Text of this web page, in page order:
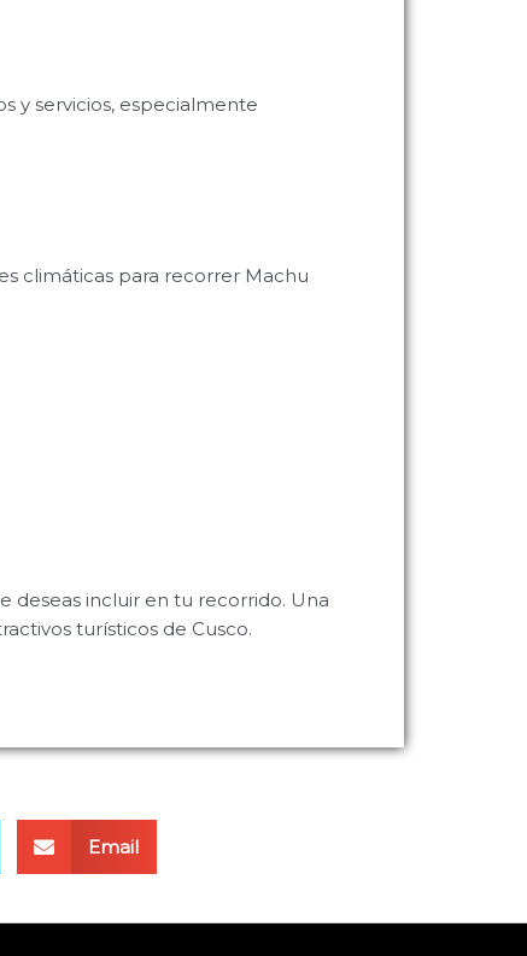
y servicios, especialmente
climáticas para recorrer Machu
deseas incluir en tu recorrido. Una
turísticos de Cusco.
Email